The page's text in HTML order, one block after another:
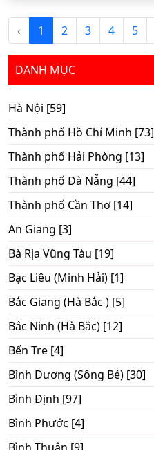
‹ 1 2 3 4 5
DANH MỤC
Hà Nội [59]
Thành phố Hồ Chí Minh [73]
Thành phố Hải Phòng [13]
Thành phố Đà Nẵng [44]
Thành phố Cần Thơ [14]
An Giang [3]
Bà Rịa Vũng Tàu [19]
Bạc Liêu (Minh Hải) [1]
Bắc Giang (Hà Bắc ) [5]
Bắc Ninh (Hà Bắc) [12]
Bến Tre [4]
Bình Dương (Sông Bé) [30]
Bình Định [97]
Bình Phước [4]